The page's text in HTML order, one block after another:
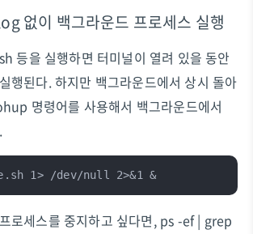
없이 백그라운드 프로세스 실행
등을 실행하면 터미널이 열려 있을 동안
행된다. 하지만 백그라운드에서 상시 돌아
명령어를 사용해서 백그라운드에서
1> /dev/null 2>&1 &
로세스를 중지하고 싶다면, ps -ef | grep